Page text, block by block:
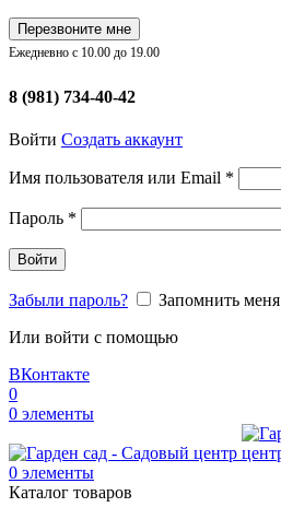
Перезвоните мне
Ежедневно с 10.00 до 19.00
8 (981) 734-40-42
Войти Создать аккаунт
Имя пользователя или Email *
Пароль *
Войти
Забыли пароль?
Запомнить меня
Или войти с помощью
ВКонтакте
0
0 элементы
0 элементы
Каталог товаров